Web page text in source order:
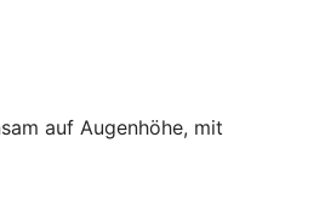
auf Augenhöhe, mit